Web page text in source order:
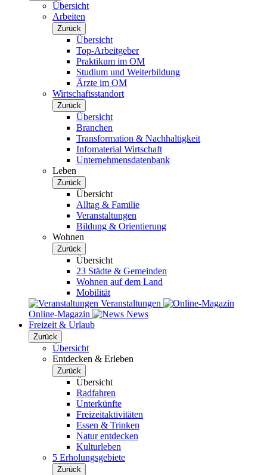
Übersicht
Arbeiten
Zurück
Übersicht
Top-Arbeitgeber
Praktikum im OM
Studium und Weiterbildung
Ärzte im OM
Wirtschaftsstandort
Zurück
Übersicht
Branchen
Transformation & Nachhaltigkeit
Infomaterial Wirtschaft
Unternehmensdatenbank
Leben
Zurück
Übersicht
Alltag & Familie
Veranstaltungen
Bildung & Orientierung
Wohnen
Zurück
Übersicht
23 Städte & Gemeinden
Wohnen auf dem Land
Mobilität
Veranstaltungen
Online-Magazin
News
Freizeit & Urlaub
Zurück
Übersicht
Entdecken & Erleben
Zurück
Übersicht
Radfahren
Unterkünfte
Freizeitaktivitäten
Essen & Trinken
Natur entdecken
Kulturleben
5 Erholungsgebiete
Zurück